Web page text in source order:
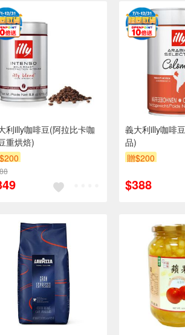
利illy咖啡豆(阿拉比卡咖
重烘焙)
義大利illy咖啡
品)
贈$200
$388